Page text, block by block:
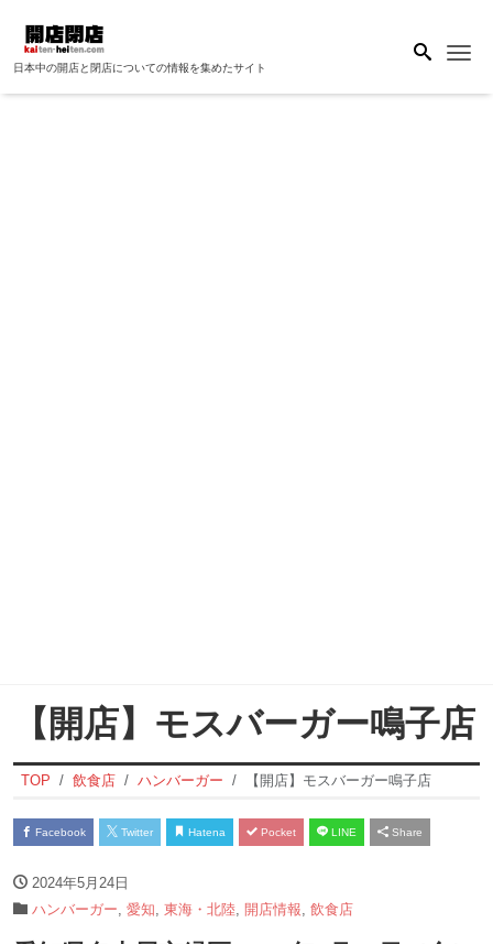
日本中の開店と閉店についての情報を集めたサイト
【開店】モスバーガー鳴子店
TOP 飲食店 ハンバーガー 【開店】モスバーガー鳴子店
Facebook Twitter Hatena Pocket LINE Share
2024年5月24日
ハンバーガー 愛知 東海・北陸 開店情報 飲食店